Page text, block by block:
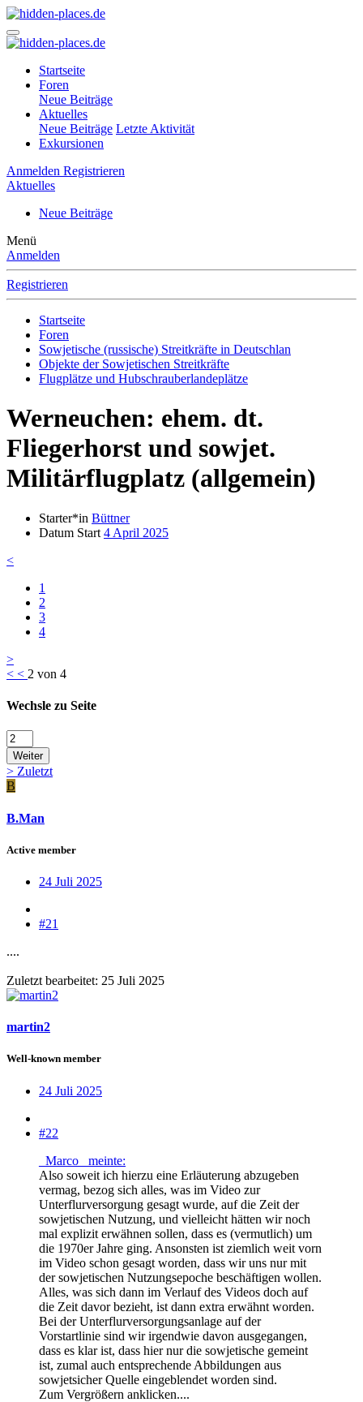
Startseite
Foren
Neue Beiträge
Aktuelles
Neue Beiträge Letzte Aktivität
Exkursionen
Anmelden Registrieren
Aktuelles
Neue Beiträge
Menü
Anmelden
Registrieren
Startseite
Foren
Sowjetische (russische) Streitkräfte in Deutschlan
Objekte der Sowjetischen Streitkräfte
Flugplätze und Hubschrauberlandeplätze
Werneuchen: ehem. dt.
Fliegerhorst und sowjet.
Militärflugplatz (allgemein)
Starter*in Büttner
Datum Start 4 April 2025
<
1
2
3
4
>
< < 2 von 4
Wechsle zu Seite
Weiter
> Zuletzt
B
B.Man
Active member
24 Juli 2025
#21
....
Zuletzt bearbeitet: 25 Juli 2025
martin2
Well-known member
24 Juli 2025
#22
_Marco_ meinte:
Also soweit ich hierzu eine Erläuterung abzugeben
vermag, bezog sich alles, was im Video zur
Unterflurversorgung gesagt wurde, auf die Zeit der
sowjetischen Nutzung, und vielleicht hätten wir noch
mal explizit erwähnen sollen, dass es (vermutlich) um
die 1970er Jahre ging. Ansonsten ist ziemlich weit vorn
im Video schon gesagt worden, dass wir uns nur mit
der sowjetischen Nutzungsepoche beschäftigen wollen.
Alles, was sich dann im Verlauf des Videos doch auf
die Zeit davor bezieht, ist dann extra erwähnt worden.
Bei der Unterflurversorgungsanlage auf der
Vorstartlinie sind wir irgendwie davon ausgegangen,
dass es klar ist, dass hier nur die sowjetische gemeint
ist, zumal auch entsprechende Abbildungen aus
sowjetsicher Quelle eingeblendet worden sind.
Zum Vergrößern anklicken....